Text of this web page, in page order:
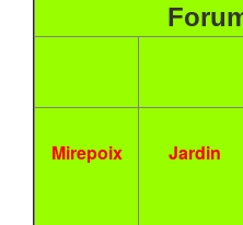
Mirepoix Jardin